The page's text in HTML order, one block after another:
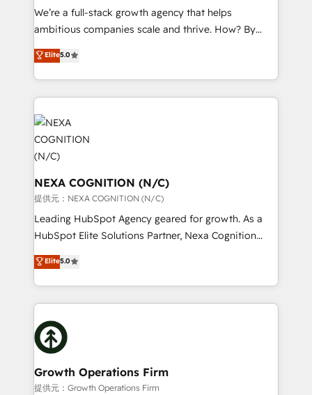
& logistics, energy/solar, staffing and recruiting,
media, healthcare and government contractors. Our
Technical Solutions, Enablement Solutions, Digital
Solutions and Growth Solutions. As a fully
engagement. In addition, we are SOC 2, ISO 27001,
GDPR and HIPAA compliant for global IT security
standards.
We’re a full-stack growth agency that helps
ambitious companies scale and thrive. How? By
upgrading and streamlining every single revenue-
generating aspect of your business. We’re proud
HubSpot Elite Solutions Partners and devout CRM
nerds who can harness HubSpot’s custom digital
tools to improve each touchpoint of your customer
experience. Working hand-in-hand with your team,
we’ll assemble a RevOps machine that drives more
traffic, generates better leads and crushes your
revenue goals. We've worked with thousands of
HubSpot customers and we'd love to work with you
too! Clients come to us for: Advanced CRM solutions
System Integrations both Custom and Native to
to HubSpot New lead generation strategies Time-
saving automations Fresh growth campaigns Robust
design We live and breathe HubSpot and are ready
to take on real challenges!
Elite5.0
NEXA COGNITION (N/C)
提供元：NEXA COGNITION (N/C)
Leading HubSpot Agency geared for growth. As a
HubSpot Elite Solutions Partner, Nexa Cognition
ranks in the top 1% of global HubSpot Partners and
has been one of the longest-standing partners since
2012. We empower businesses to harness the full
potential of HubSpot by combining strategic
insights with technical excellence, we deliver
bespoke HubSpot solutions tailored to drive
measurable growth and operational efficiency. Why
Choose Nexa Cognition? 🚀 HubSpot Expertise: Our
certified team specialises in CRM implementation,
Elite5.0
Growth Operations Firm
提供元：Growth Operations Firm